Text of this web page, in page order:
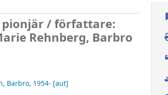
pionjär /författare:
Rehnberg, Barbro
Barbro, 1954- [aut]